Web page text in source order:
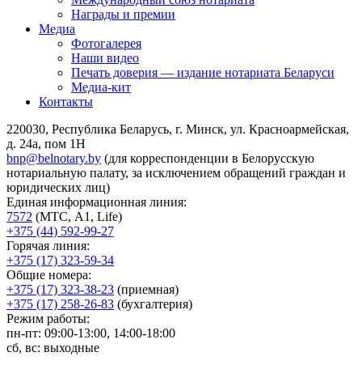
Награды и премии
Медиа
Фотогалерея
Наши видео
Печать доверия — издание нотариата Беларуси
Медиа-кит
Контакты
220030, Республика Беларусь, г. Минск, ул. Красноармейская,
д. 24а, пом 1Н
bnp@belnotary.by (для корреспонденции в Белорусскую
нотариальную палату, за исключением обращений граждан и
юридических лиц)
Единая информационная линия:
7572 (МТС, A1, Life)
+375 (44) 592-99-27
Горячая линия:
+375 (17) 323-59-34
Общие номера:
+375 (17) 323-38-23 (приемная)
+375 (17) 258-26-83 (бухгалтерия)
Режим работы:
пн-пт: 09:00-13:00, 14:00-18:00
сб, вс: выходные